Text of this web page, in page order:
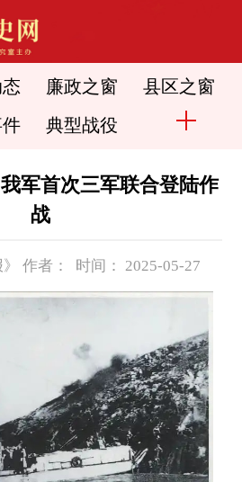
廉政之窗 县区之窗
典型战役
军首次三军联合登陆作
战
作者： 时间： 2025-05-27